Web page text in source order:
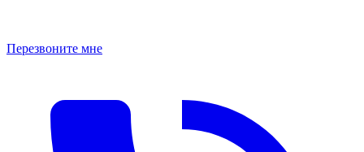
Перезвоните мне